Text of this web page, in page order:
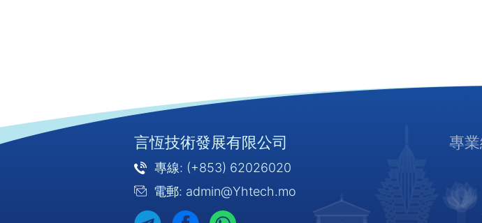
言恆技術發展有限公司
專線: (+853) 62026020
電郵: admin@Yhtech.mo
專